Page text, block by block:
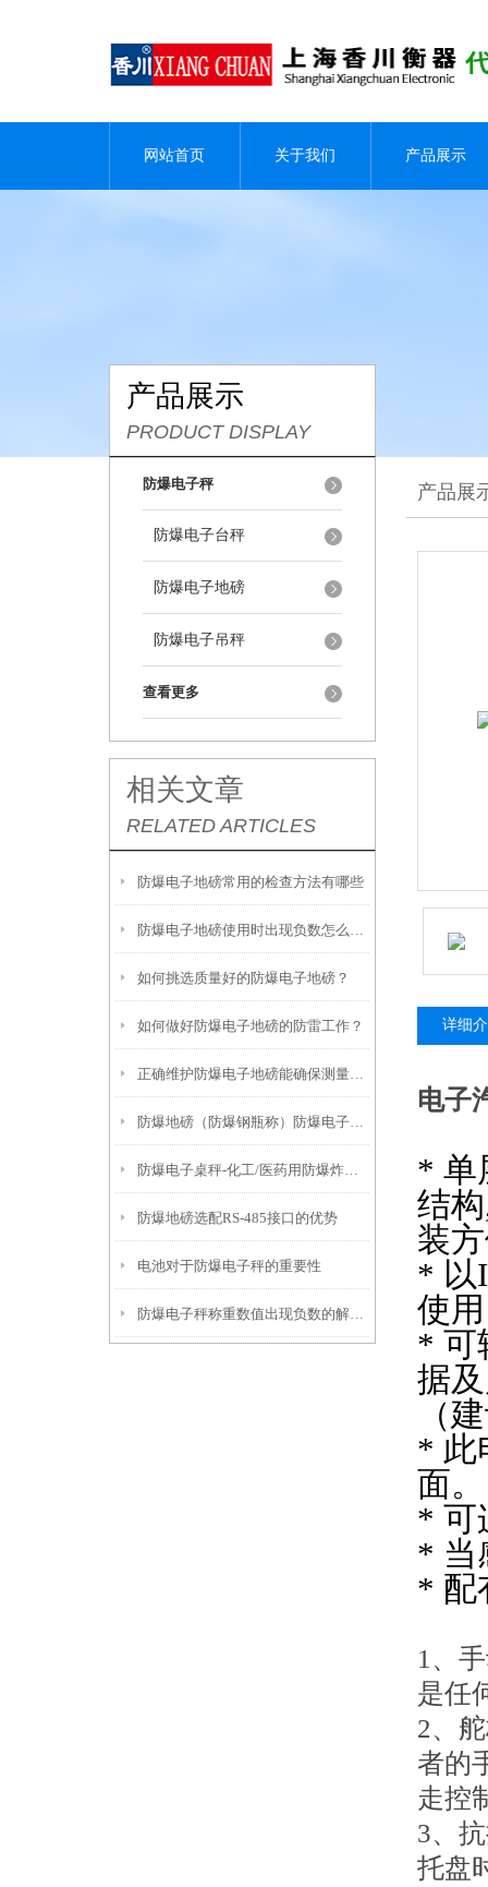
网站首页 关于我们 产品展示
产品展示
PRODUCT DISPLAY
防爆电子秤
防爆电子台秤
防爆电子地磅
防爆电子吊秤
查看更多
相关文章
RELATED ARTICLES
防爆电子地磅常用的检查方法有哪些
防爆电子地磅使用时出现负数怎么解决？
如何挑选质量好的防爆电子地磅？
如何做好防爆电子地磅的防雷工作？
正确维护防爆电子地磅能确保测量结果的准确性
防爆地磅（防爆钢瓶称）防爆电子桌秤无法去皮的解决方法
防爆电子桌秤-化工/医药用防爆炸电子称产品推荐
防爆地磅选配RS-485接口的优势
电池对于防爆电子秤的重要性
防爆电子秤称重数值出现负数的解决方法
产品展
详细
电子
* 单
结
装
* 以
使
* 可
据
（
* 此
面。
* 可
* 当
* 配
1、
是任
2、
者的
走控
3、
托盘